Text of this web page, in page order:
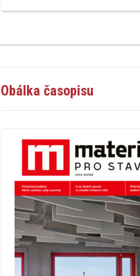
Obálka časopisu